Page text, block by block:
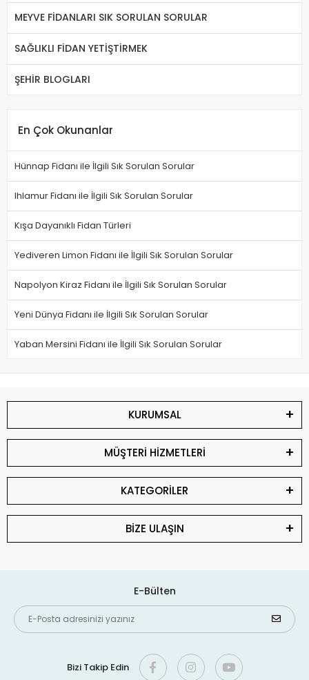
MEYVE FİDANLARI SIK SORULAN SORULAR
SAĞLIKLI FİDAN YETİŞTİRMEK
ŞEHİR BLOGLARI
En Çok Okunanlar
Hünnap Fidanı ile İlgili Sık Sorulan Sorular
Ihlamur Fidanı ile İlgili Sık Sorulan Sorular
Kışa Dayanıklı Fidan Türleri
Yediveren Limon Fidanı ile İlgili Sık Sorulan Sorular
Napolyon Kiraz Fidanı ile İlgili Sık Sorulan Sorular
Yeni Dünya Fidanı ile İlgili Sık Sorulan Sorular
Yaban Mersini Fidanı ile İlgili Sık Sorulan Sorular
KURUMSAL
MÜŞTERİ HİZMETLERİ
KATEGORİLER
BİZE ULAŞIN
E-Bülten
Bizi Takip Edin